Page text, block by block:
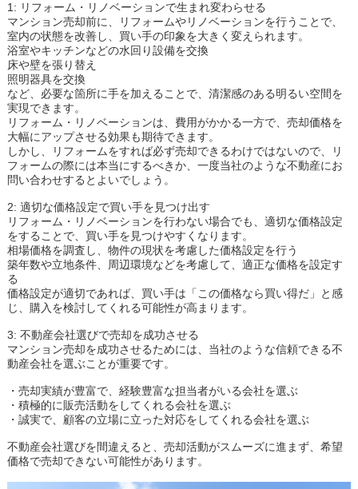
1: リフォーム・リノベーションで生まれ変わらせる
マンション売却前に、リフォームやリノベーションを行うことで、
室内の状態を改善し、買い手の印象を大きく変えられます。
浴室やキッチンなどの水回り設備を交換
床や壁を張り替え
照明器具を交換
など、必要な箇所に手を加えることで、清潔感のある明るい空間を
実現できます。
リフォーム・リノベーションは、費用がかかる一方で、売却価格を
大幅にアップさせる効果も期待できます。
しかし、リフォームをすれば必ず売却できるわけではないので、リ
フォームの際には本当にするべきか、一度当社のような不動産にお
問い合わせするとよいでしょう。
2: 適切な価格設定で買い手を見つけ出す
リフォーム・リノベーションを行わない場合でも、適切な価格設定
をすることで、買い手を見つけやすくなります。
相場価格を調査し、物件の現状を考慮した価格設定を行う
築年数や立地条件、周辺環境などを考慮して、適正な価格を設定す
る
価格設定が適切であれば、買い手は「この価格なら買い得だ」と感
じ、購入を検討してくれる可能性が高まります。
3: 不動産会社選びで売却を成功させる
マンション売却を成功させるためには、当社のような信頼できる不
動産会社を選ぶことが重要です。
・売却実績が豊富で、経験豊富な担当者がいる会社を選ぶ
・積極的に販売活動をしてくれる会社を選ぶ
・誠実で、顧客の立場に立った対応をしてくれる会社を選ぶ
不動産会社選びを間違えると、売却活動がスムーズに進まず、希望
価格で売却できない可能性があります。